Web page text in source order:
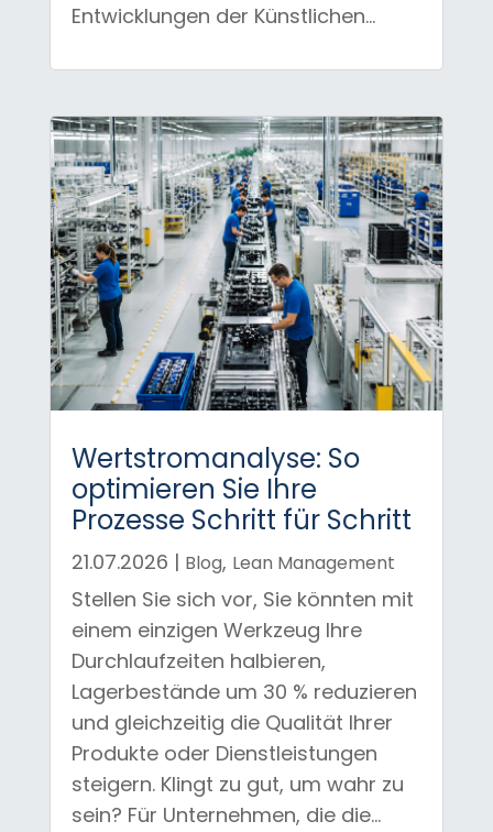
Entwicklungen der Künstlichen...
Wertstromanalyse: So
optimieren Sie Ihre
Prozesse Schritt für Schritt
21.07.2026 | Blog, Lean Management
Stellen Sie sich vor, Sie könnten mit
einem einzigen Werkzeug Ihre
Durchlaufzeiten halbieren,
Lagerbestände um 30 % reduzieren
und gleichzeitig die Qualität Ihrer
Produkte oder Dienstleistungen
steigern. Klingt zu gut, um wahr zu
sein? Für Unternehmen, die die...